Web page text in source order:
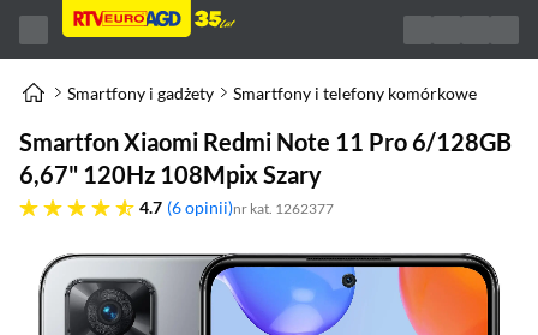
Smartfony i gadżety Smartfony i telefony komórkowe
Smartfon Xiaomi Redmi Note 11 Pro 6/128GB
6,67" 120Hz 108Mpix Szary
4.7
4.7 gwiazdek 6 opinii nr kat. 1262377